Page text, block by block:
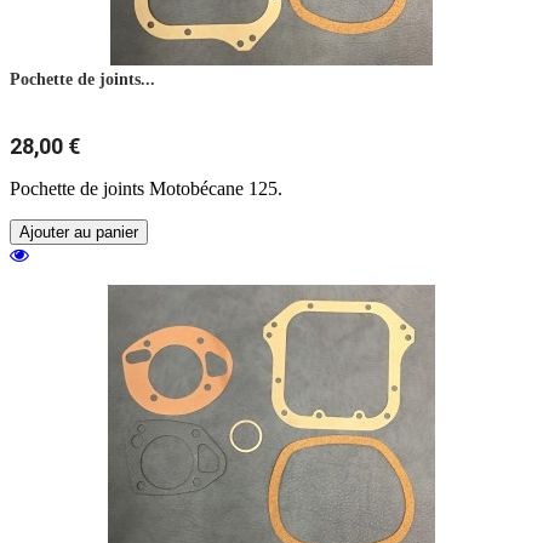
Pochette de joints...
28,00 €
Pochette de joints Motobécane 125.
Ajouter au panier